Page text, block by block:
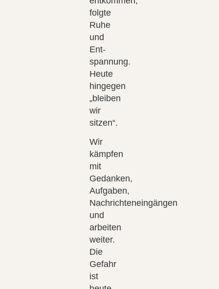
folgte
Ruhe
und
Ent-
spannung.
Heute
hingegen
„bleiben
wir
sitzen“.
Wir
kämpfen
mit
Gedanken,
Aufgaben,
Nachrichteneingängen
und
arbeiten
weiter.
Die
Gefahr
ist